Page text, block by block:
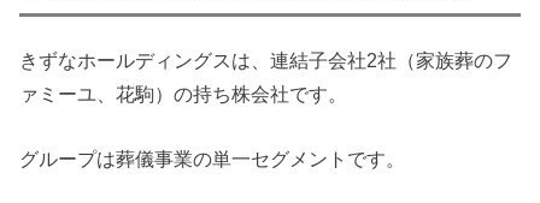
きずなホールディングスは、連結子会社2社（家族葬のフ
ァミーユ、花駒）の持ち株会社です。
グループは葬儀事業の単一セグメントです。